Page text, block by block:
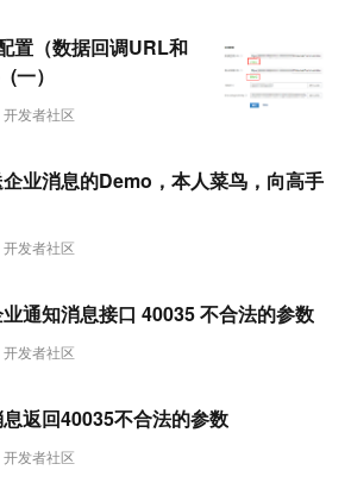
发者社区
置（数据回调URL和
一）
发者社区
业消息的Demo，本人菜鸟，向高手
发者社区
通知消息接口 40035 不合法的参数
发者社区
返回40035不合法的参数